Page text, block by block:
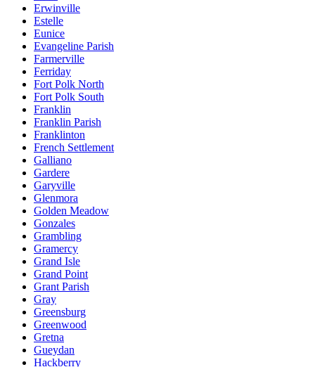
Erwinville
Estelle
Eunice
Evangeline Parish
Farmerville
Ferriday
Fort Polk North
Fort Polk South
Franklin
Franklin Parish
Franklinton
French Settlement
Galliano
Gardere
Garyville
Glenmora
Golden Meadow
Gonzales
Grambling
Gramercy
Grand Isle
Grand Point
Grant Parish
Gray
Greensburg
Greenwood
Gretna
Gueydan
Hackberry